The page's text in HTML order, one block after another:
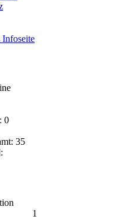
Infoseite
0
35
1